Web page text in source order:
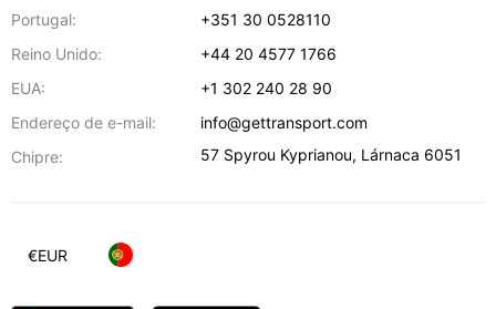
Portugal:
+351 30 0528110
Reino Unido:
+44 20 4577 1766
EUA:
+1 302 240 28 90
Endereço de e-mail:
info@gettransport.com
Chipre:
57 Spyrou Kyprianou, Lárnaca 6051
€EUR